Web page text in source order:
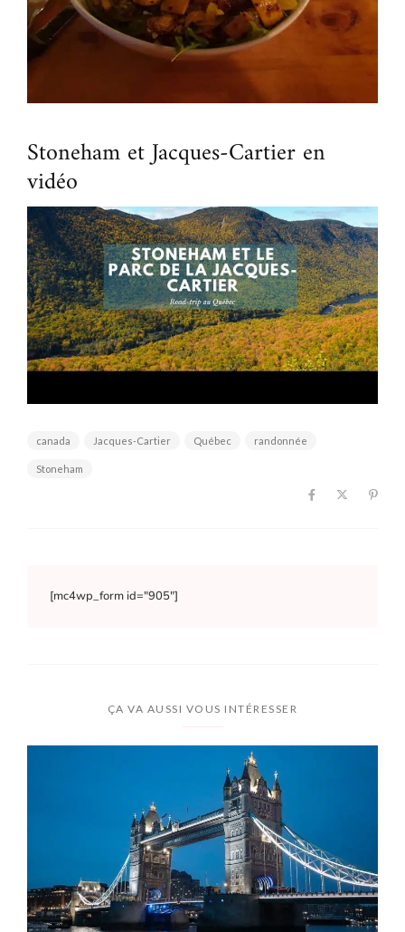
Stoneham et Jacques-Cartier en
vidéo
canada Jacques-Cartier Québec randonnée
Stoneham
[mc4wp_form id="905"]
ÇA VA AUSSI VOUS INTÉRESSER